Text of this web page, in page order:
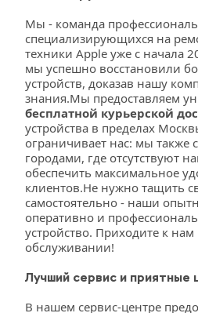
Мы - команда
специализирующихся на
техники Apple уже с начала
мы успешно восстановили
устройств, доказав нашу
бесплатной курьерской
устройства в пределах
ограничивает нас: мы также
городами, где отсутствуют
обеспечить максимальное
клиентов.Не нужно тащить
самостоятельно - наши
оперативно и
устройство. Приходите к
обслуживании!
Лучший сервис и приятные